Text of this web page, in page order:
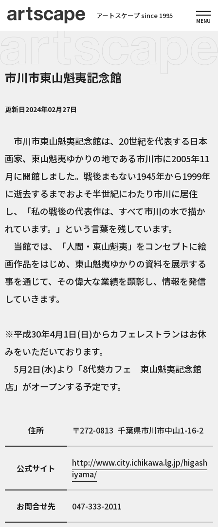
アートスケープ since 1995
市川市東山魁夷記念館
更新日2024年02月27日
市川市東山魁夷記念館は、20世紀を代表する日本
画家、東山魁夷ゆかりの地である市川市に2005年11
月に開館しました。戦後まもない1945年から1999年
に逝去するまでおよそ半世紀にわたり市川に居住
し、「私の戦後の代表作は、すべて市川の水で描か
れています。」という言葉を残しています。
当館では、「人間・東山魁夷」をコンセプトに絵
画作品をはじめ、東山魁夷ゆかりの資料を展示する
事を通じて、その偉大な業績を顕彰し、情報を発信
していきます。
※平成30年4月1日(日)からカフェレストランはお休
みをいただいております。
5月2日(水)より「8代葵カフェ 東山魁夷記念館
店」がオープンする予定です。
住所 272-0813 千葉県市川市中山1-16-2
公式サイト
http://www.city.ichikawa.lg.jp/higash
iyama/
お問合せ先 047-333-2011